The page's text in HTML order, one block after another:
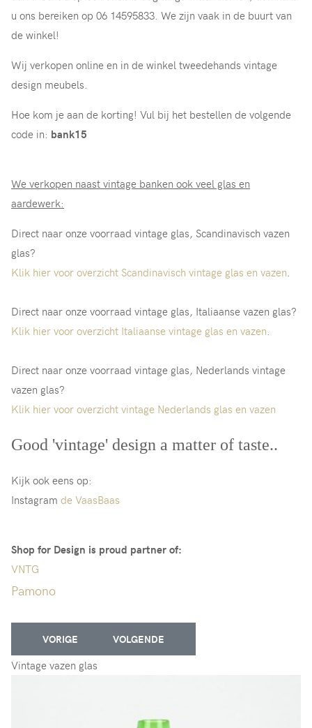
u ons bereiken op 06 14595833. We zijn vaak in de buurt van
de winkel!
Wij verkopen online en in de winkel tweedehands vintage
design meubels.
Hoe kom je aan de korting! Vul bij het bestellen de volgende
code in: bank15
We verkopen naast vintage banken ook veel glas en
aardewerk:
Direct naar onze voorraad vintage glas, Scandinavisch vazen
glas?
Klik hier voor overzicht Scandinavisch vintage glas en vazen
Direct naar onze voorraad vintage glas, Italiaanse vazen glas?
Klik hier voor overzicht Italiaanse vintage glas en vazen
Direct naar onze voorraad vintage glas, Nederlands vintage
vazen glas?
Klik hier voor overzicht vintage Nederlands glas en vazen
Good 'vintage' design a matter of taste..
Kijk ook eens op:
Instagram de VaasBaas
Shop for Design is proud partner of:
VNTG
Pamono
VORIG ARTIKEL: VINTAGE DESIGN KAST
VORIGE VOLGENDE ARTIKEL: TWEEDEHANDS
VOLGENDE
Vintage vazen glas